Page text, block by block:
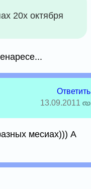
20х октября
Ответить
13.09.2011
месиах))) А